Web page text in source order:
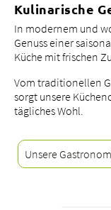
Kulinarische
In modernem und
Genuss einer
Küche mit frischen
Vom traditionellen
sorgt unsere
tägliches Wohl.
Unsere